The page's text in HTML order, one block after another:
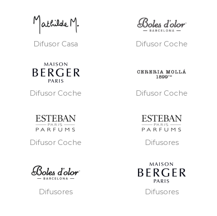
Difusor Casa Difusor Coche
Difusor Coche Difusor Coche
Difusor Coche Difusores
Difusores Difusores